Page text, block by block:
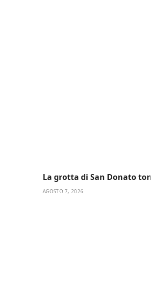
La grotta di San Donato
AGOSTO 7, 2026